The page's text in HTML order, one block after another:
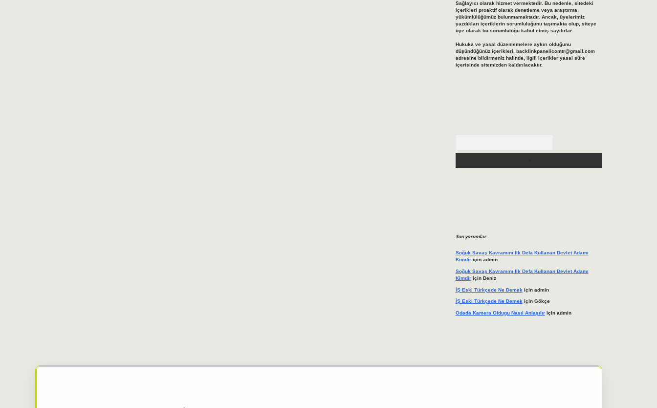
Sağlayıcı olarak hizmet vermektedir. Bu nedenle, sitedeki
içerikleri proaktif olarak denetleme veya araştırma
yükümlülüğümüz bulunmamaktadır. Ancak, üyelerimiz
yazdıkları içeriklerin sorumluluğunu taşımakta olup, siteye
üye olarak bu sorumluluğu kabul etmiş sayılırlar.
Hukuka ve yasal düzenlemelere aykırı olduğunu
düşündüğünüz içerikleri, backlinkpanelicomtr@gmail.com
adresine bildirmeniz halinde, ilgili içerikler yasal süre
içerisinde sitemizden kaldırılacaktır.
Son yorumlar
Soğuk Savaş Kavramını Ilk Defa Kullanan Devlet Adamı
Kimdiriçin admin
Soğuk Savaş Kavramını Ilk Defa Kullanan Devlet Adamı
Kimdiriçin Deniz
İŞ Eski Türkçede Ne Demek için admin
İŞ Eski Türkçede Ne Demek için Gökçe
Odada Kamera Oldugu Nasıl Anlaşılıriçin admin